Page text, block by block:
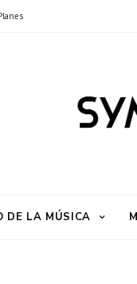
DE LA MÚSICA